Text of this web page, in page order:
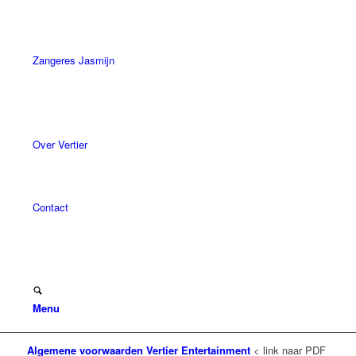
Zangeres Jasmijn
Over Vertier
Contact
Menu
Algemene voorwaarden Vertier Entertainment< link naar PDF